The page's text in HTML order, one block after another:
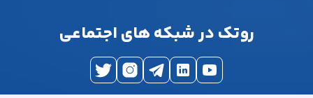
روتک در شبکه های اجتماعی